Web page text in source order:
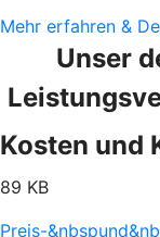
Mehr erfahren &
Unser
Kosten und
89 KB
Preis-